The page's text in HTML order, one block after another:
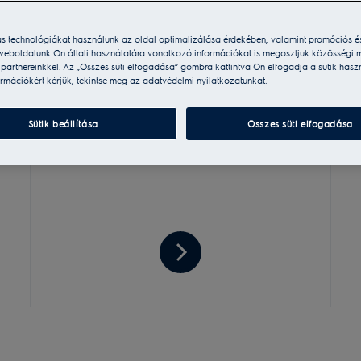
Regisztrálom a
termékemet
Regisztrálom
a
termékemet
technológiákat használunk az oldal optimalizálása érdekében, valamint promóciós
Ön általi használatára vonatkozó információkat is megosztjuk közösségi
Az „Összes süti elfogadása” gombra kattintva Ön elfogadja a sütik
kérjük, tekintse meg az adatvédelmi nyilatkozatunkat.
Sütik beállítása Összes süti elfogadása